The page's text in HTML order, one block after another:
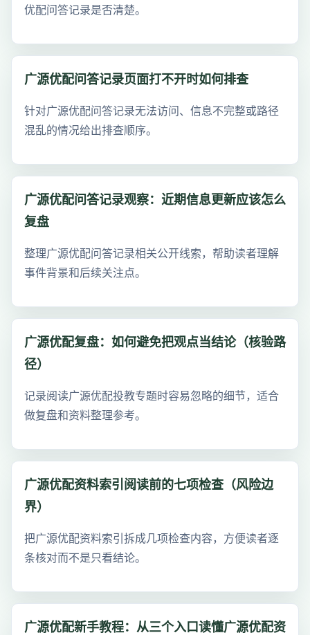
优配问答记录是否清楚。
广源优配问答记录页面打不开时如何排查
针对广源优配问答记录无法访问、信息不完整或路径
混乱的情况给出排查顺序。
广源优配问答记录观察：近期信息更新应该怎么
复盘
整理广源优配问答记录相关公开线索，帮助读者理解
事件背景和后续关注点。
广源优配复盘：如何避免把观点当结论（核验路
径）
记录阅读广源优配投教专题时容易忽略的细节，适合
做复盘和资料整理参考。
广源优配资料索引阅读前的七项检查（风险边
界）
把广源优配资料索引拆成几项检查内容，方便读者逐
条核对而不是只看结论。
广源优配新手教程：从三个入口读懂广源优配资